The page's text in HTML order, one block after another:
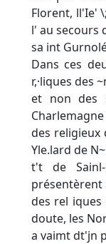
Florent, ll'Ie'
l' au secours
sa int
Dans ces
r,·liques des
et non des
des religieux
Yle.lard de
t't de
présentèrent
des rel
doute, les
a vaimt dt'jn